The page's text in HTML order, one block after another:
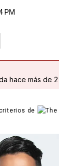
PM
hace más de 2
de